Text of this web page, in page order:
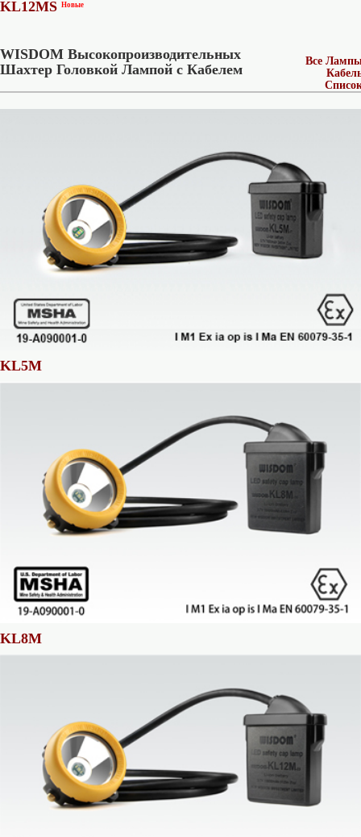
KL12MS Новые
WISDOM Высокопроизводительных
Шахтер Головкой Лампой с Кабелем
Все
KL5M
KL8M